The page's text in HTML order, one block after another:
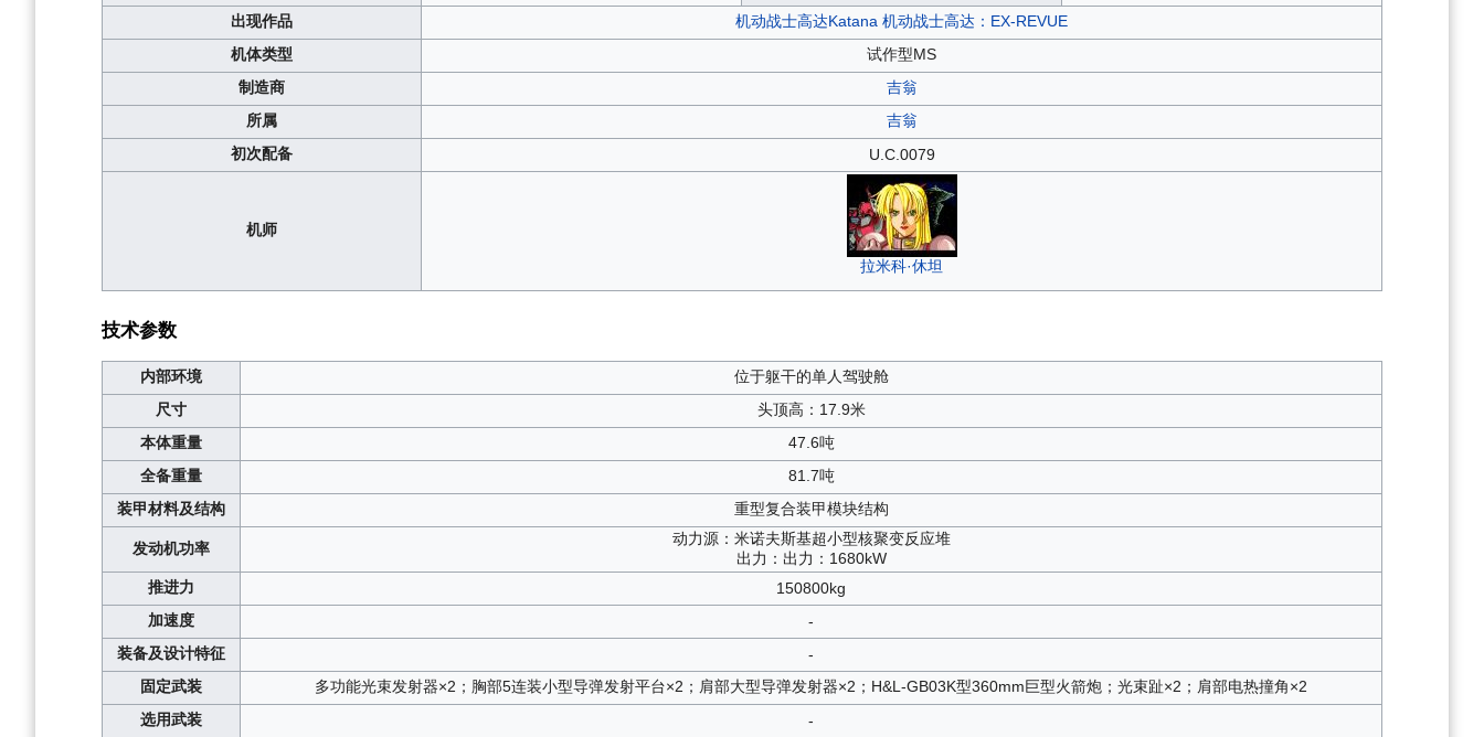
出现作品
机动战士高达Katana 机动战士高达：EX-REVUE
机体类型
试作型MS
制造商
吉翁
所属
吉翁
初次配备
U.C.0079
机师
拉米科·休坦
技术参数
内部环境
位于躯干的单人驾驶舱
尺寸
头顶高：17.9米
本体重量
47.6吨
全备重量
81.7吨
装甲材料及结构
重型复合装甲模块结构
发动机功率
动力源：米诺夫斯基超小型核聚变反应堆
出力：出力：1680kW
推进力
150800kg
加速度
-
装备及设计特征
-
固定武装
多功能光束发射器×2；胸部5连装小型导弹发射平台×2；肩部大型导弹发射器×2；H&L-GB03K型360mm巨型火箭炮；光束趾×2；肩部电热撞角×2
选用武装
-